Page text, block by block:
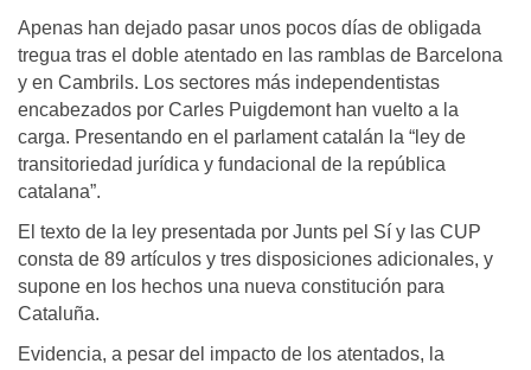
Apenas han dejado pasar unos pocos días de obligada
tregua tras el doble atentado en las ramblas de Barcelona
y en Cambrils. Los sectores más independentistas
encabezados por Carles Puigdemont han vuelto a la
carga. Presentando en el parlament catalán la “ley de
transitoriedad jurídica y fundacional de la república
catalana”.
El texto de la ley presentada por Junts pel Sí y las CUP
consta de 89 artículos y tres disposiciones adicionales, y
supone en los hechos una nueva constitución para
Cataluña.
Evidencia, a pesar del impacto de los atentados, la